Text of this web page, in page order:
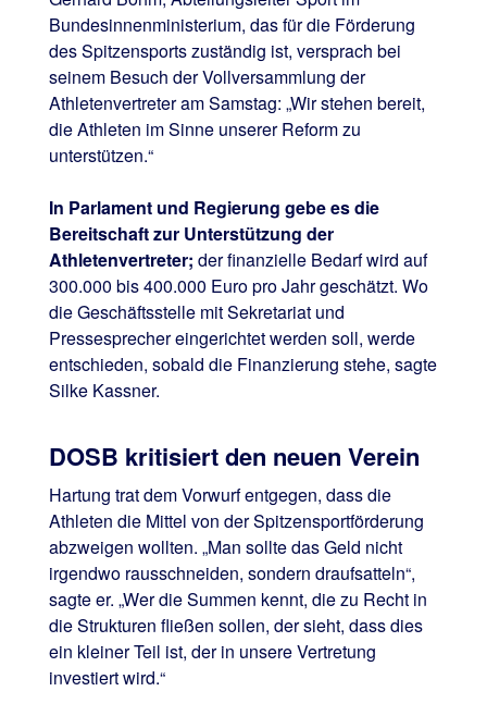
Bundesinnenministerium, das für die Förderung
des Spitzensports zuständig ist, versprach bei
seinem Besuch der Vollversammlung der
Athletenvertreter am Samstag: „Wir stehen bereit,
die Athleten im Sinne unserer Reform zu
unterstützen.“
In Parlament und Regierung gebe es die
Bereitschaft zur Unterstützung der
Athletenvertreter; der finanzielle Bedarf wird auf
300.000 bis 400.000 Euro pro Jahr geschätzt. Wo
die Geschäftsstelle mit Sekretariat und
Pressesprecher eingerichtet werden soll, werde
entschieden, sobald die Finanzierung stehe, sagte
Silke Kassner.
DOSB kritisiert den neuen Verein
Hartung trat dem Vorwurf entgegen, dass die
Athleten die Mittel von der Spitzensportförderung
abzweigen wollten. „Man sollte das Geld nicht
irgendwo rausschneiden, sondern draufsatteln“,
sagte er. „Wer die Summen kennt, die zu Recht in
die Strukturen fließen sollen, der sieht, dass dies
ein kleiner Teil ist, der in unsere Vertretung
investiert wird.“